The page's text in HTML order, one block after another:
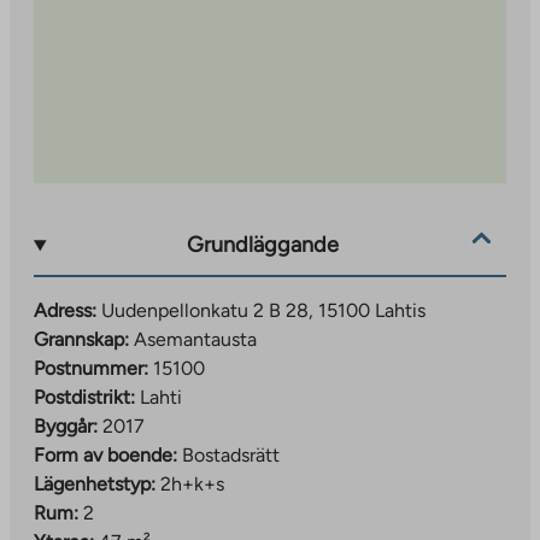
Grundläggande
Adress: Uudenpellonkatu 2 B 28, 15100 Lahtis
Grannskap: Asemantausta
Postnummer: 15100
Postdistrikt: Lahti
Byggår: 2017
Form av boende: Bostadsrätt
Lägenhetstyp: 2h+k+s
Rum: 2